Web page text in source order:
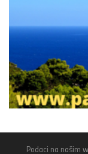
Podaci na našim